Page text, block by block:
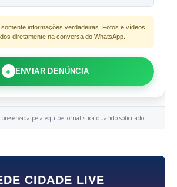
somente informações verdadeiras. Fotos e vídeos
diretamente na conversa do WhatsApp.
● ENVIAR DENÚNCIA
pela equipe jornalística quando solicitado.
CIDADE LIVE